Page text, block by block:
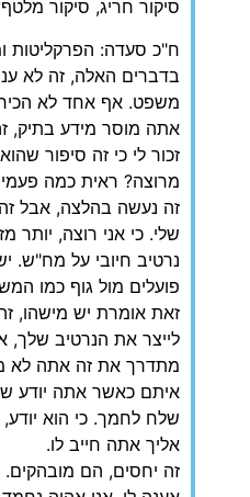
סיקור חריג, סיקור
ח"כ סעדה: הפרקליטות
בדברים האלה, זה לא
משפט. אף אחד לא הכיר
אתה מוסר מידע בתיק,
זכור לי כי זה סיפור
מרוצה? ראית כמה פעמים
זה נעשה בהלצה, אבל
שלי. כי אני רוצה, יותר
נרטיב חיובי על מח"ש.
פועלים מול גוף כמו
זאת אומרת יש מישהו,
לייצר את הנרטיב שלך,
מתדרך את זה אתה לא
איתם כאשר אתה יודע
שלח לחמך. כי הוא
אליך אתה חייב לו.
זה יחסים, הם